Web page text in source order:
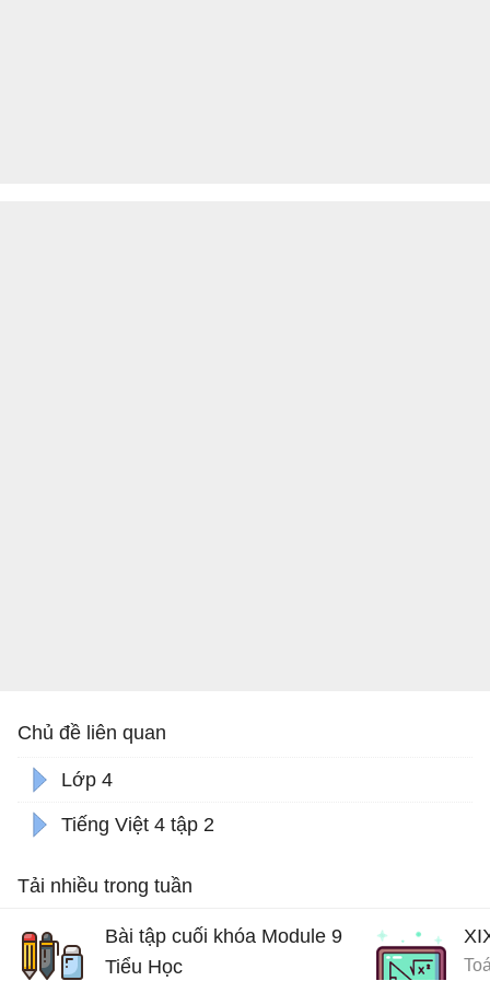
Chủ đề liên quan
Lớp 4
Tiếng Việt 4 tập 2
Tải nhiều trong tuần
Bài tập cuối khóa Module 9
Tiểu Học